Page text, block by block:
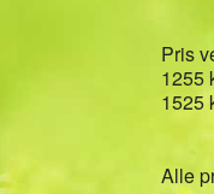
Pris
1255
1525
Alle